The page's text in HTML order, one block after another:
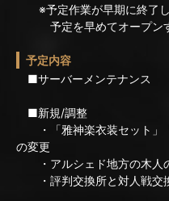
※予定作業が早期に終了し
予定を早めてオープンす
予定内容
■サーバーメンテナンス
■新規/調整
・「雅神楽衣装セット」
の変更
・アルシェド地方の木人
・評判交換所と対人戦交